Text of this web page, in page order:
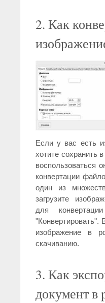
2. Как
Если у вас есть
хотите сохранить
воспользоваться
конвертации
один из
загрузите
для
"Конвертировать".
изображение в
скачиванию.
3. Как
документ в